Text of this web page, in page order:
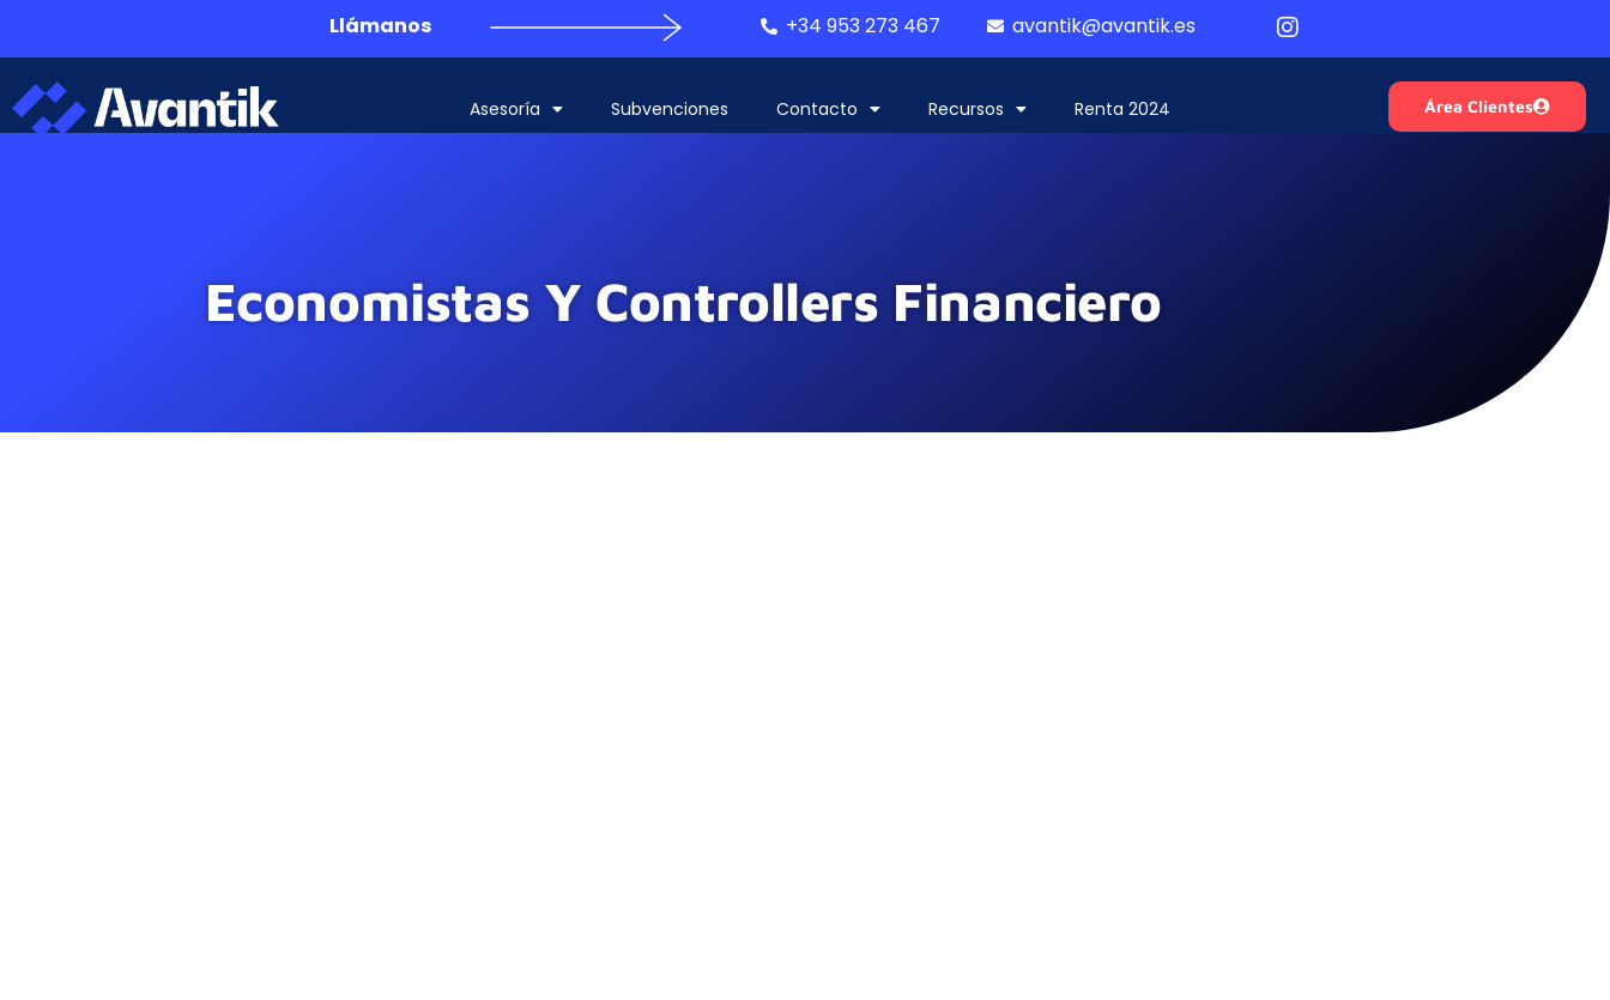
Llámanos +34 953 273 467 avantik@avantik.es
Asesoría Subvenciones Contacto Recursos Renta 2024 Área Clientes
Economistas Y Controllers Financiero